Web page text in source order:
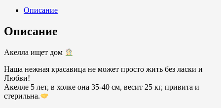
Описание
Описание
Акелла ищет дом
Наша нежная красавица не может просто жить без ласки и
Любви!
Акелле 5 лет, в холке она 35-40 см, весит 25 кг, привита и
стерильна.